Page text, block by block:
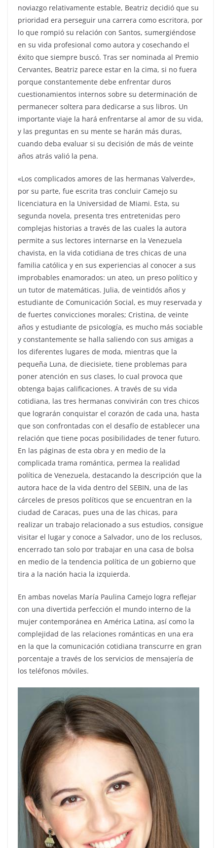
noviazgo relativamente estable, Beatriz decidió que su
prioridad era perseguir una carrera como escritora, por
lo que rompió su relación con Santos, sumergiéndose
en su vida profesional como autora y cosechando el
éxito que siempre buscó. Tras ser nominada al Premio
Cervantes, Beatriz parece estar en la cima, si no fuera
porque constantemente debe enfrentar duros
cuestionamientos internos sobre su determinación de
permanecer soltera para dedicarse a sus libros. Un
importante viaje la hará enfrentarse al amor de su vida,
y las preguntas en su mente se harán más duras,
cuando deba evaluar si su decisión de más de veinte
años atrás valió la pena.
«Los complicados amores de las hermanas Valverde»,
por su parte, fue escrita tras concluir Camejo su
licenciatura en la Universidad de Miami. Esta, su
segunda novela, presenta tres entretenidas pero
complejas historias a través de las cuales la autora
permite a sus lectores internarse en la Venezuela
chavista, en la vida cotidiana de tres chicas de una
familia católica y en sus experiencias al conocer a sus
improbables enamorados: un ateo, un preso político y
un tutor de matemáticas. Julia, de veintidós años y
estudiante de Comunicación Social, es muy reservada y
de fuertes convicciones morales; Cristina, de veinte
años y estudiante de psicología, es mucho más sociable
y constantemente se halla saliendo con sus amigas a
los diferentes lugares de moda, mientras que la
pequeña Luna, de diecisiete, tiene problemas para
poner atención en sus clases, lo cual provoca que
obtenga bajas calificaciones. A través de su vida
cotidiana, las tres hermanas convivirán con tres chicos
que lograrán conquistar el corazón de cada una, hasta
que son confrontadas con el desafío de establecer una
relación que tiene pocas posibilidades de tener futuro.
En las páginas de esta obra y en medio de la
complicada trama romántica, permea la realidad
política de Venezuela, destacando la descripción que la
autora hace de la vida dentro del SEBIN, una de las
cárceles de presos políticos que se encuentran en la
ciudad de Caracas, pues una de las chicas, para
realizar un trabajo relacionado a sus estudios, consigue
visitar el lugar y conoce a Salvador, uno de los reclusos,
encerrado tan solo por trabajar en una casa de bolsa
en medio de la tendencia política de un gobierno que
tira a la nación hacia la izquierda.
En ambas novelas María Paulina Camejo logra reflejar
con una divertida perfección el mundo interno de la
mujer contemporánea en América Latina, así como la
complejidad de las relaciones románticas en una era
en la que la comunicación cotidiana transcurre en gran
porcentaje a través de los servicios de mensajería de
los teléfonos móviles.